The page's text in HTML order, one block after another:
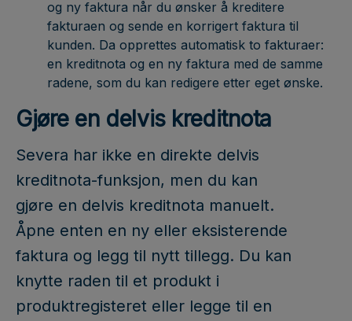
og ny faktura når du ønsker å kreditere
fakturaen og sende en korrigert faktura til
kunden. Da opprettes automatisk to fakturaer:
en kreditnota og en ny faktura med de samme
radene, som du kan redigere etter eget ønske.
Gjøre en delvis kreditnota
Severa har ikke en direkte delvis
kreditnota-funksjon, men du kan
gjøre en delvis kreditnota manuelt.
Åpne enten en ny eller eksisterende
faktura og legg til nytt tillegg. Du kan
knytte raden til et produkt i
produktregisteret eller legge til en